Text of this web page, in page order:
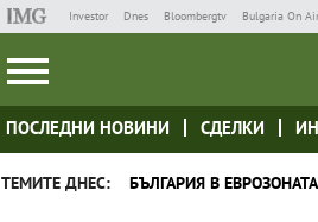
Investor Dnes Bloombergtv Bulgaria On Air
ПОСЛЕДНИ НОВИНИ СДЕЛКИ
ТЕМИТЕ ДНЕС: БЪЛГАРИЯ В ЕВРОЗОНАТА